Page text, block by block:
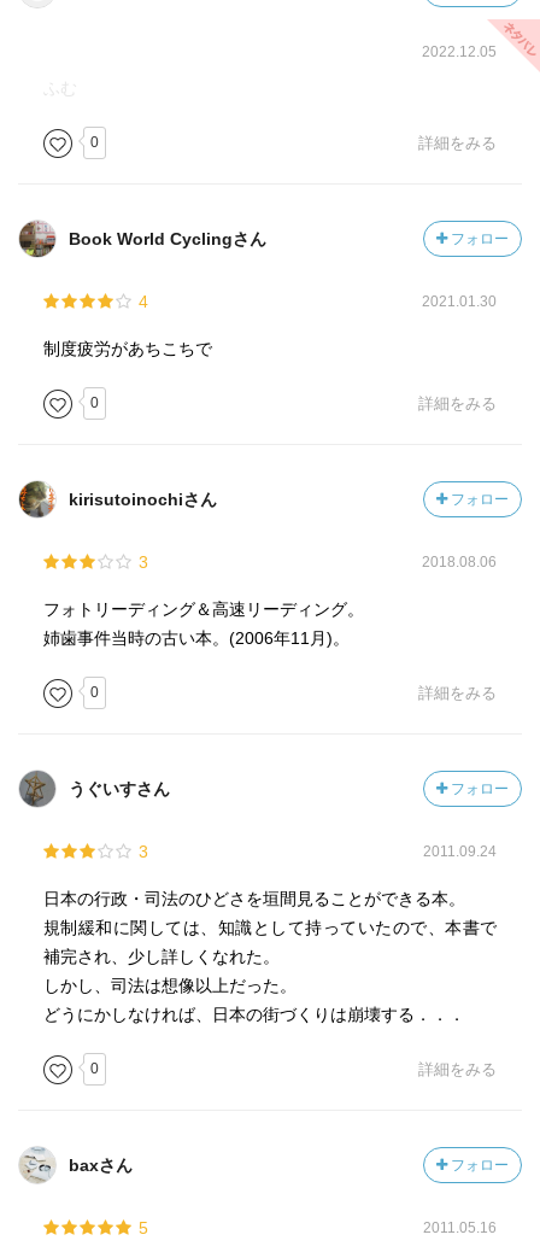
2022.12.05
0 詳細をみる
Book World Cyclingさん フォロー
4 2021.01.30
制度疲労があちこちで
0 詳細をみる
kirisutoinochiさん フォロー
3 2018.08.06
フォトリーディング＆高速リーディング。
姉歯事件当時の古い本。(2006年11月)。
0 詳細をみる
うぐいすさん フォロー
3 2011.09.24
日本の行政・司法のひどさを垣間見ることができる本。
規制緩和に関しては、知識として持っていたので、本書で
補完され、少し詳しくなれた。
しかし、司法は想像以上だった。
どうにかしなければ、日本の街づくりは崩壊する．．．
0 詳細をみる
baxさん フォロー
5 2011.05.16